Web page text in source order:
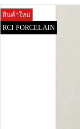
สินค้าใหม่
RCI PORCELAIN